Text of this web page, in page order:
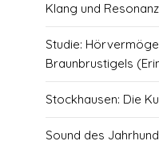
Klang und
Studie:
Braunbrustigels
Stockhausen: Die
Sound des